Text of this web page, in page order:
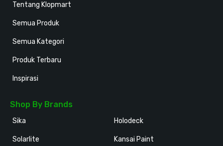
Tentang Klopmart
Semua Produk
Semua Kategori
Produk Terbaru
Inspirasi
Shop By Brands
Sika
Solarlite
Holodeck
Kansai Paint